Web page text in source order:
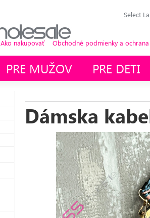
Select
Ako nakupovať Obchodné podmienky a
PRE MUŽOV PRE DETI
Dámska